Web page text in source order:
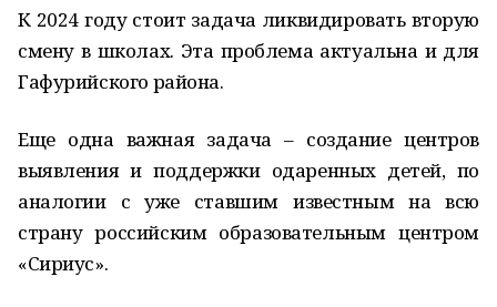
К 2024 году стоит задача ликвидировать вторую
смену в школах. Эта проблема актуальна и для
Гафурийского района.
Еще одна важная задача – создание центров
выявления и поддержки одаренных детей, по
аналогии с уже ставшим известным на всю
страну российским образовательным центром
«Сириус».